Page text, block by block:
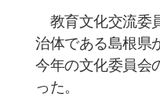
教育文化交流委
治体である島根県
今年の文化委員会
った。